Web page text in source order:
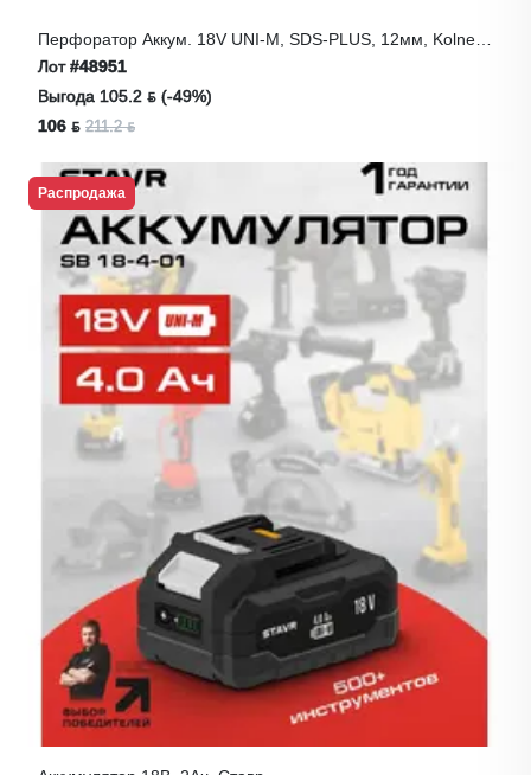
Перфоратор Аккум. 18V UNI-M, SDS-PLUS, 12мм, Kolner
KBH 18-12
Лот#48951
Выгода 105.2 ƃ (-49%)
106 ƃ 211.2 ƃ
Распродажа